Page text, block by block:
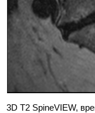
3D T2 SpineVIEW,